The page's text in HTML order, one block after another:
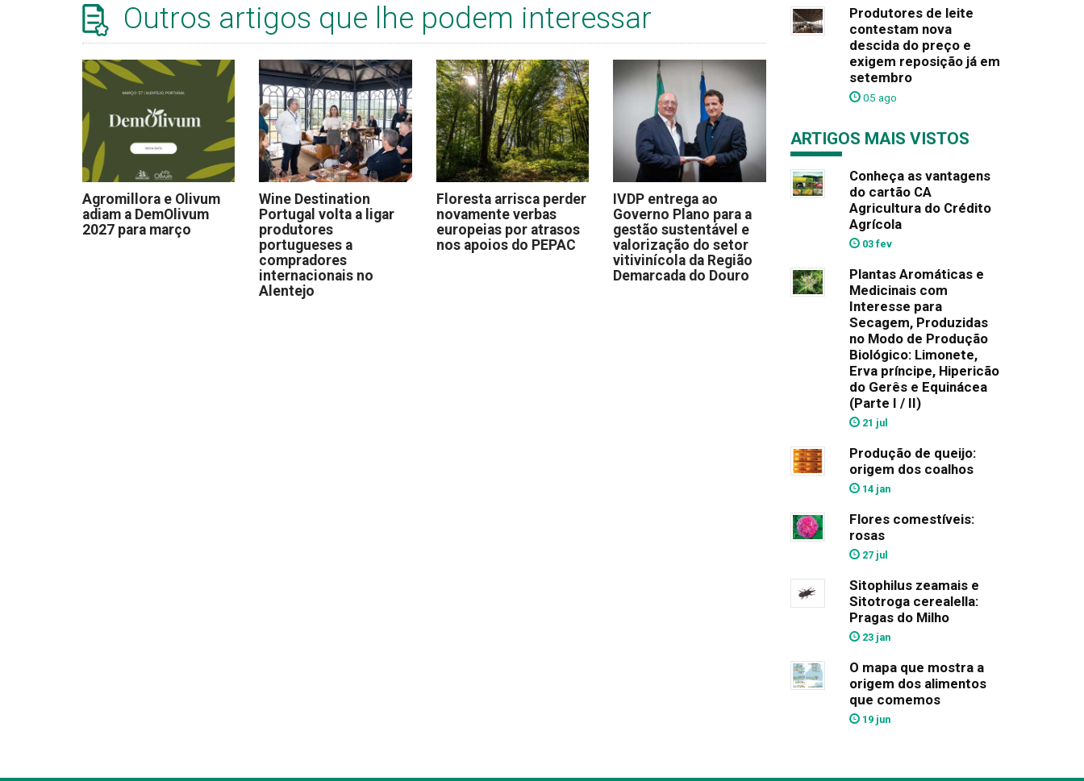
Outros artigos que lhe podem interessar
Agromillora e Olivum
adiam a DemOlivum
2027 para março
Wine Destination
Portugal volta a ligar
produtores
portugueses a
compradores
internacionais no
Alentejo
Floresta arrisca perder
novamente verbas
europeias por atrasos
nos apoios do PEPAC
IVDP entrega ao
Governo Plano para a
gestão sustentável e
valorização do setor
vitivinícola da Região
Demarcada do Douro
Produtores de leite
contestam nova
descida do preço e
exigem reposição já em
setembro
05 ago
ARTIGOS MAIS VISTOS
Conheça as vantagens
do cartão CA
Agricultura do Crédito
Agrícola
03 fev
Plantas Aromáticas e
Medicinais com
Interesse para
Secagem, Produzidas
no Modo de Produção
Biológico: Limonete,
Erva príncipe, Hipericão
do Gerês e Equinácea
(Parte I / II)
21 jul
Produção de queijo:
origem dos coalhos
14 jan
Flores comestíveis:
rosas
27 jul
Sitophilus zeamais e
Sitotroga cerealella:
Pragas do Milho
23 jan
O mapa que mostra a
origem dos alimentos
que comemos
19 jun